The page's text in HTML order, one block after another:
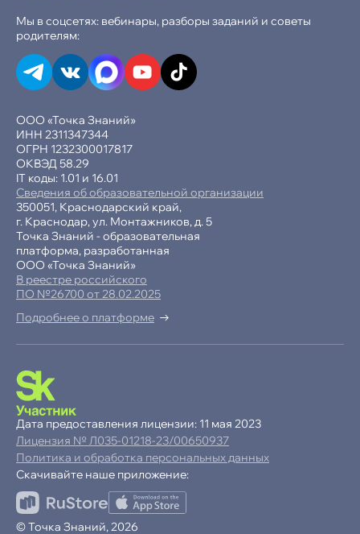
−10% при оплате в рассрочку
Продолжая пользоваться сайтом,
ООО «Точка Знаний»
ИНН 2311347344
ОГРН 1232300017817
ОКВЭД 58.29
IT коды: 1.01 и 16.01
Сведения об образовательной организации
350051, Краснодарский край,
г. Краснодар, ул. Монтажников, д. 5
Точка Знаний - образовательная
платформа, разработанная
ООО «Точка Знаний»
В реестре российского
ПО №26700 от 28.02.2025
Подробнее о платформе
Мы в соцсетях: вебинары, разборы заданий и советы
родителям:
© Точка Знаний, 2026
Политика и обработка персональных данных
Дата предоставления лицензии: 11 мая 2023
Лицензия № Л035-01218-23/00650937
Скачивайте наше приложение: